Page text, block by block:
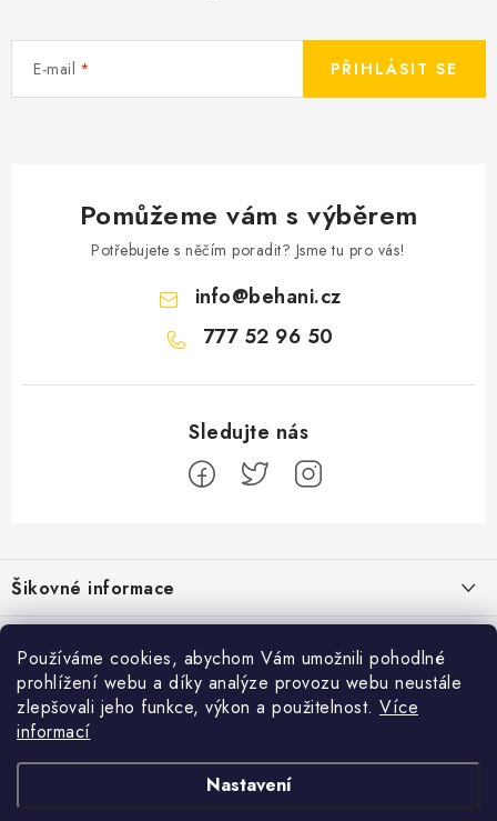
Používáme cookies, abychom Vám umožnili pohodlné
prohlížení webu a díky analýze provozu webu neustále
zlepšovali jeho funkce, výkon a použitelnost. Více
informací
Nastavení
E-mail PŘIHLÁSIT SE
Pomůžeme vám s výběrem
Potřebujete s něčím poradit? Jsme tu pro vás!
info@behani.cz
777 52 96 50
á
p
a
Šikovné informace
Ceník dopravy
Moje objednávka
Jak vyměnit nebo vrátit zboží
Jak reklamovat
Běžecké zajímavosti
Proč jít běhat právě o víkendu?
Bolest holeně nemusí znamenat zánět okostice
Jak běhat s rychlejším parťákem
Přijímáme online platby
Facebook